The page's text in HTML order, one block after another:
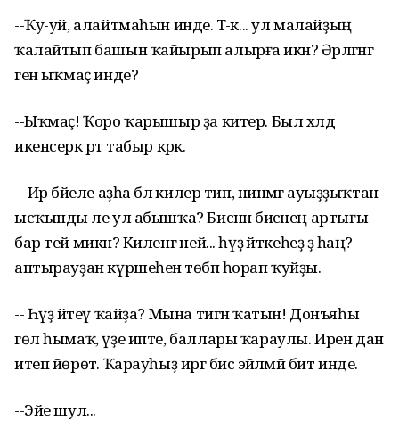
--Ҡу-уй, алайтмаһын инде. Тә-әк... ул малайҙың
ҡалайтып башын ҡайырып алырға икән? Әрләгәнгә
генә ыҡмаҫ инде?
--Ыҡмаҫ! Ҡоро ҡарышыр ҙа китер. Был хәлдә
икенсерәк рәт табыр кәрәк.
-- Ир бәйеле аҙһа бәлә килер тип, нинәмәгә ауыҙҙыҡтан
ысҡынды әле ул абышҡа? Бисәнән бисәнең артығы
бар тей микән? Киленгә ней... һүҙ әйткеһеҙ ҙә һаң? –
аптырауҙан күршеһенә төбәп һорап ҡуйҙы.
-- Һүҙ әйтеү ҡайҙа? Мына тигән ҡатын! Донъяһы
гөл һымаҡ, үҙе ипте, баллары ҡараулы. Ирен дан
итеп йөрөтә. Ҡарауһыҙ иргә бисә эйәләмәй бит инде.
--Эйе шул...